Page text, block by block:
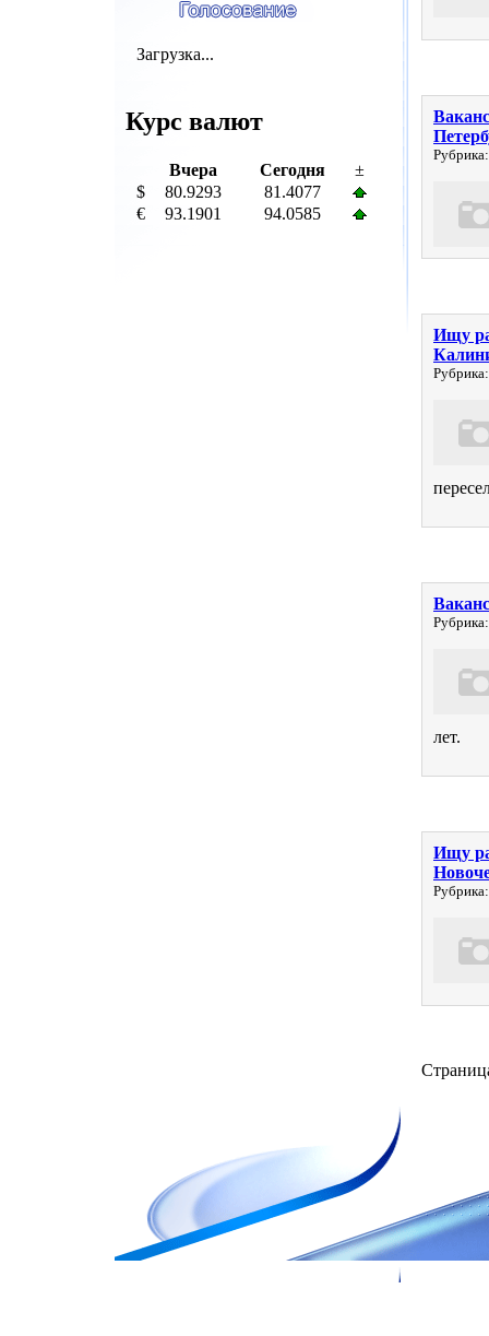
Загрузка...
Курс валют
Вчера Сегодня
±
$
80.9293
81.4077
€
93.1901 94.0585
Ищу
лет.
Ищу